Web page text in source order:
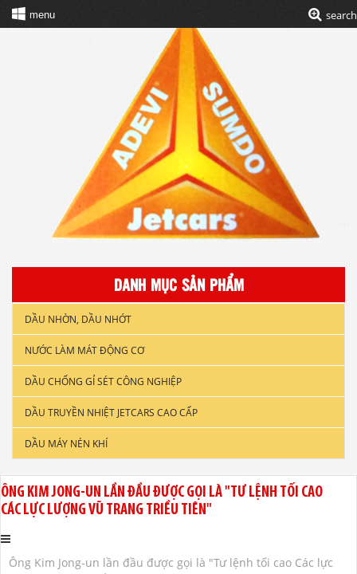
menu search
DANH MỤC SẢN PHẨM
DẦU NHỜN, DẦU NHỚT
DẦU NHỚT XE GẮN MÁY
DẦU ĐỘNG CƠ XE TẢI & TÀU THUYỀN
DẦU NHỚT CÔNG NGHIỆP
DẦU CẮT GỌT KIM LOẠI
DẦU NHỚT THỦY LỰC CAO CẤP
DẦU NHỚT HỘP SỐ
NƯỚC LÀM MÁT ĐỘNG CƠ
DẦU CHỐNG GỈ SÉT CÔNG NGHIỆP
DẦU TRUYỀN NHIỆT JETCARS CAO CẤP
DẦU MÁY NÉN KHÍ
ÔNG KIM JONG-UN LẦN ĐẦU ĐƯỢC GỌI LÀ "TƯ LỆNH TỐI CAO
CÁC LỰC LƯỢNG VŨ TRANG TRIỀU TIÊN"
Ông Kim Jong-un lần đầu được gọi là "Tư lệnh tối cao Các lực